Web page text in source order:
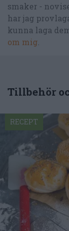
smaker -
har jag
kunna laga
om mig
Tillbehör
RECEPT